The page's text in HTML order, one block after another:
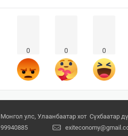
0 0 0
Монгол улс, Улаанбаатар хот Сүхбаатар
99940885